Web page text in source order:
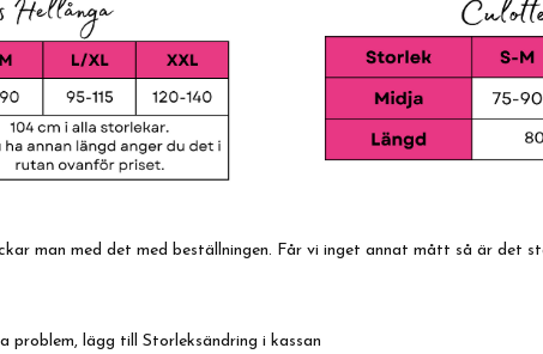
man med det med beställningen. Får vi inget annat mått så är det
problem, lägg till Storleksändring i kassan